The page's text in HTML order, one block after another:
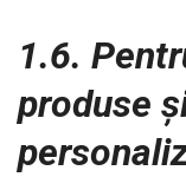
1.6.
produse